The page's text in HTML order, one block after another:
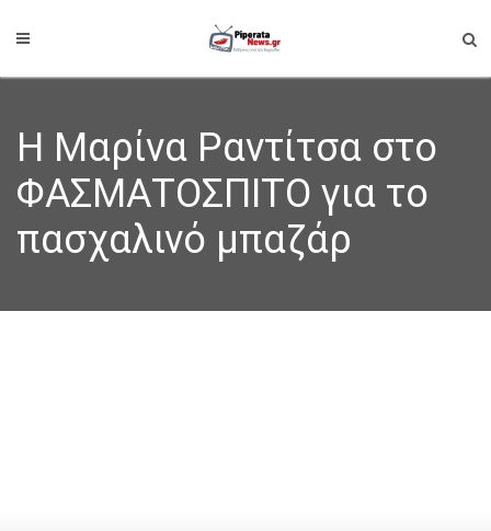
Η Μαρίνα Ραντίτσα στο
ΦΑΣΜΑΤΟΣΠΙΤΟ για το
πασχαλινό μπαζάρ